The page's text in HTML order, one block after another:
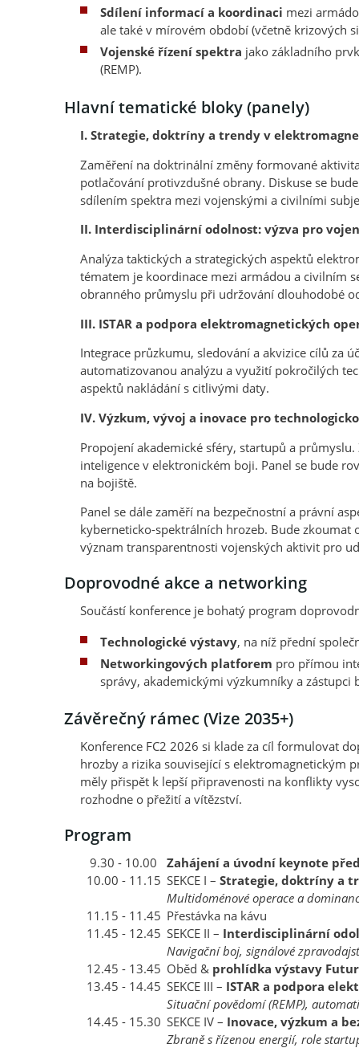
Sdílení informací a koordinaci mezi
ale také v mírovém období (včetně krizových
Vojenské řízení spektra jako základního
(REMP).
Hlavní tematické bloky (panely)
I. Strategie, doktríny a trendy v
Zaměření na doktrinální změny formované
potlačování protivzdušné obrany. Diskuse se
sdílením spektra mezi vojenskými a civilními
II. Interdisciplinární odolnost: výzva pro
Analýza taktických a strategických aspektů
tématem je koordinace mezi armádou a civilním
obranného průmyslu při udržování dlouhodobé
III. ISTAR a podpora elektromagnetických
Integrace průzkumu, sledování a akvizice cílů za
automatizovanou analýzu a využití pokročilých
aspektů nakládání s citlivými daty.
IV. Výzkum, vývoj a inovace pro
Propojení akademické sféry, startupů a
inteligence v elektronickém boji. Panel se bude
na bojiště.
Panel se dále zaměří na bezpečnostní a právní
kyberneticko-spektrálních hrozeb. Bude zkoumat
význam transparentnosti vojenských aktivit pro
Doprovodné akce a networking
Součástí konference je bohatý program
Technologické výstavy, na níž přední
Networkingových platforem pro přímou
správy, akademickými výzkumníky a zástupci
Závěrečný rámec (Vize 2035+)
Konference FC2 2026 si klade za cíl formulovat
hrozby a rizika související s elektromagnetickým
měly přispět k lepší připravenosti na konflikty
rozhodne o přežití a vítězství.
Program
9.30 - 10.00
Zahájení a úvodní keynote
10.00 - 11.15 SEKCE I – Strategie, doktríny a
Multidoménové operace a
11.15 - 11.45 Přestávka na kávu
11.45 - 12.45 SEKCE II – Interdisciplinární
Navigační boj, signálové
12.45 - 13.45 Oběd & prohlídka výstavy
13.45 - 14.45 SEKCE III – ISTAR a podpora
Situační povědomí (REMP),
14.45 - 15.30 SEKCE IV – Inovace, výzkum a
Zbraně s řízenou energií, role